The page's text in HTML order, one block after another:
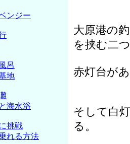
大原港の
を挟む二
赤灯台が
そして白
る。
ンジー
呂
地
海水浴
挑戦
れる方法